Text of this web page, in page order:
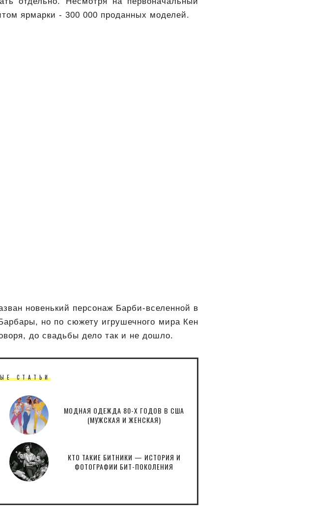
ярмарки - 300 000 проданных моделей.
новенький персонаж Барби-вселенной в
но по сюжету игрушечного мира Кен
до свадьбы дело так и не дошло.
СТАТЬИ
МОДНАЯ ОДЕЖДА 80-Х ГОДОВ В США
(МУЖСКАЯ И ЖЕНСКАЯ)
КТО ТАКИЕ БИТНИКИ — ИСТОРИЯ И
ФОТОГРАФИИ БИТ-ПОКОЛЕНИЯ